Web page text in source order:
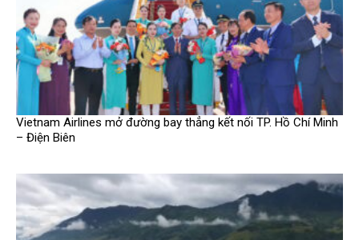
Vietnam Airlines mở đường bay thẳng kết nối TP. Hồ Chí Minh
– Điện Biên